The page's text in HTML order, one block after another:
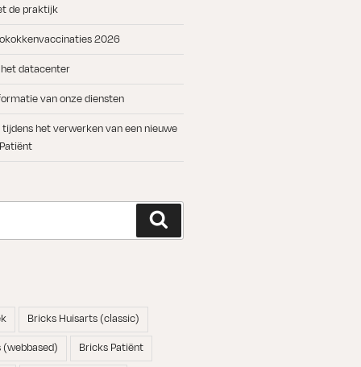
de praktijk
2026
datacenter
van onze diensten
tijdens het verwerken van een nieuwe
Bricks Huisarts (classic)
Bricks Patiënt